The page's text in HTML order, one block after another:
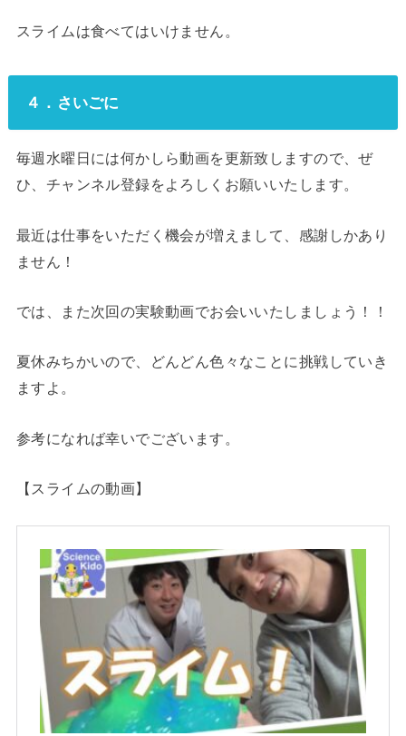
スライムは食べてはいけません。
４．さいごに
毎週水曜日には何かしら動画を更新致しますので、ぜ
ひ、チャンネル登録をよろしくお願いいたします。
最近は仕事をいただく機会が増えまして、感謝しかあり
ません！
では、また次回の実験動画でお会いいたしましょう！！
夏休みちかいので、どんどん色々なことに挑戦していき
ますよ。
参考になれば幸いでございます。
【スライムの動画】